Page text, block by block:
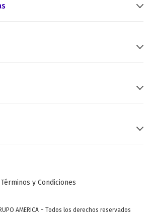
Términos y Condiciones
AMERICA – Todos los derechos reservados